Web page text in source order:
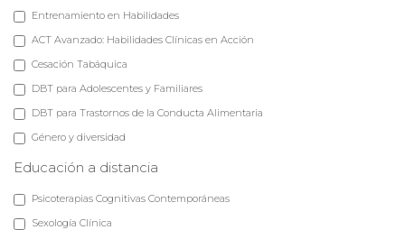
Entrenamiento en Habilidades
ACT Avanzado: Habilidades Clínicas en Acción
Cesación Tabáquica
DBT para Adolescentes y Familiares
DBT para Trastornos de la Conducta Alimentaria
Género y diversidad
Educación a distancia
Psicoterapias Cognitivas Contemporáneas
Sexología Clínica